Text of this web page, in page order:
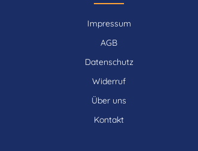
Impressum
AGB
Datenschutz
Widerruf
Über uns
Kontakt